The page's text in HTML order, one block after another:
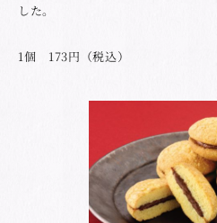
した。
1個 173円（税込）